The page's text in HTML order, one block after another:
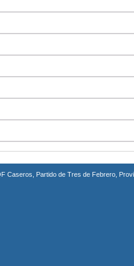
Caseros, Partido de Tres de Febrero,